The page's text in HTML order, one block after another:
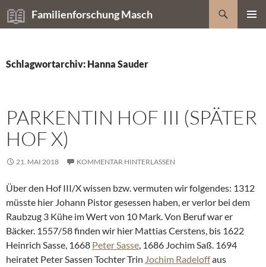
Zum
Inhalt
Familienforschung Masch
Suchen
Schlagwortarchiv: Hanna Sauder
PARKENTIN HOF III (SPÄTER
HOF X)
21. MAI 2018 KOMMENTAR HINTERLASSEN
Über den Hof III/X wissen bzw. vermuten wir folgendes: 1312
müsste hier Johann Pistor gesessen haben, er verlor bei dem
Raubzug 3 Kühe im Wert von 10 Mark. Von Beruf war er
Bäcker. 1557/58 finden wir hier Mattias Cerstens, bis 1622
Heinrich Sasse, 1668 Peter Sasse, 1686 Jochim Saß. 1694
heiratet Peter Sassen Tochter Trin Jochim Radeloffaus